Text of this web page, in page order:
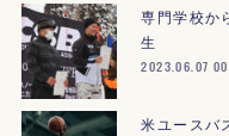
専門学校か
生
2023.06.07
米ユースバ